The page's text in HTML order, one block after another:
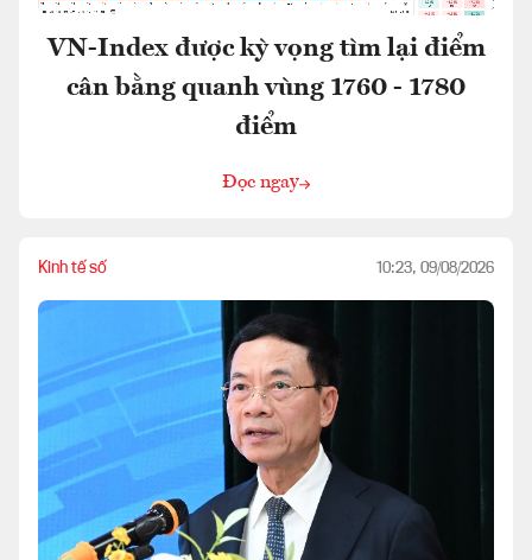
VN-Index được kỳ vọng tìm lại điểm
cân bằng quanh vùng 1760 - 1780
điểm
Đọc ngay
Kinh tế số 10:23, 09/08/2026